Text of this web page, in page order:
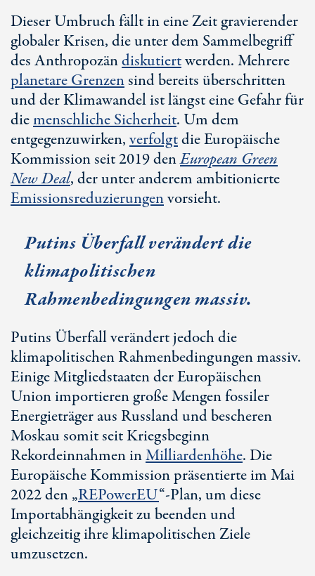
Dieser Umbruch fällt in eine Zeit gravierender
globaler Krisen, die unter dem Sammelbegriff
des Anthropozändiskutiertwerden. Mehrere
planetare Grenzensind bereits überschritten
und der Klimawandel ist längst eine Gefahr für
diemenschliche Sicherheit. Um dem
entgegenzuwirken,verfolgtdie Europäische
Kommission seit 2019 denEuropean Green
New Deal, der unter anderem ambitionierte
Emissionsreduzierungenvorsieht.
Putins Überfall verändert die
klimapolitischen
Rahmenbedingungen massiv.
Putins Überfall verändert jedoch die
klimapolitischen Rahmenbedingungen massiv.
Einige Mitgliedstaaten der Europäischen
Union importieren große Mengen fossiler
Energieträger aus Russland und bescheren
Moskau somit seit Kriegsbeginn
Rekordeinnahmen inMilliardenhöhe. Die
Europäische Kommission präsentierte im Mai
2022 den „REPowerEU“-Plan, um diese
Importabhängigkeit zu beenden und
gleichzeitig ihre klimapolitischen Ziele
umzusetzen.